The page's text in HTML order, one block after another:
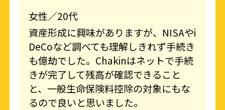
女性／20代
資産形成に興味がありますが、NISAやi
DeCoなど調べても理解しきれず手続き
も億劫でした。Chakinはネットで手続
きが完了して残高が確認できること
と、一般生命保険料控除の対象にもな
るので良いと思いました。